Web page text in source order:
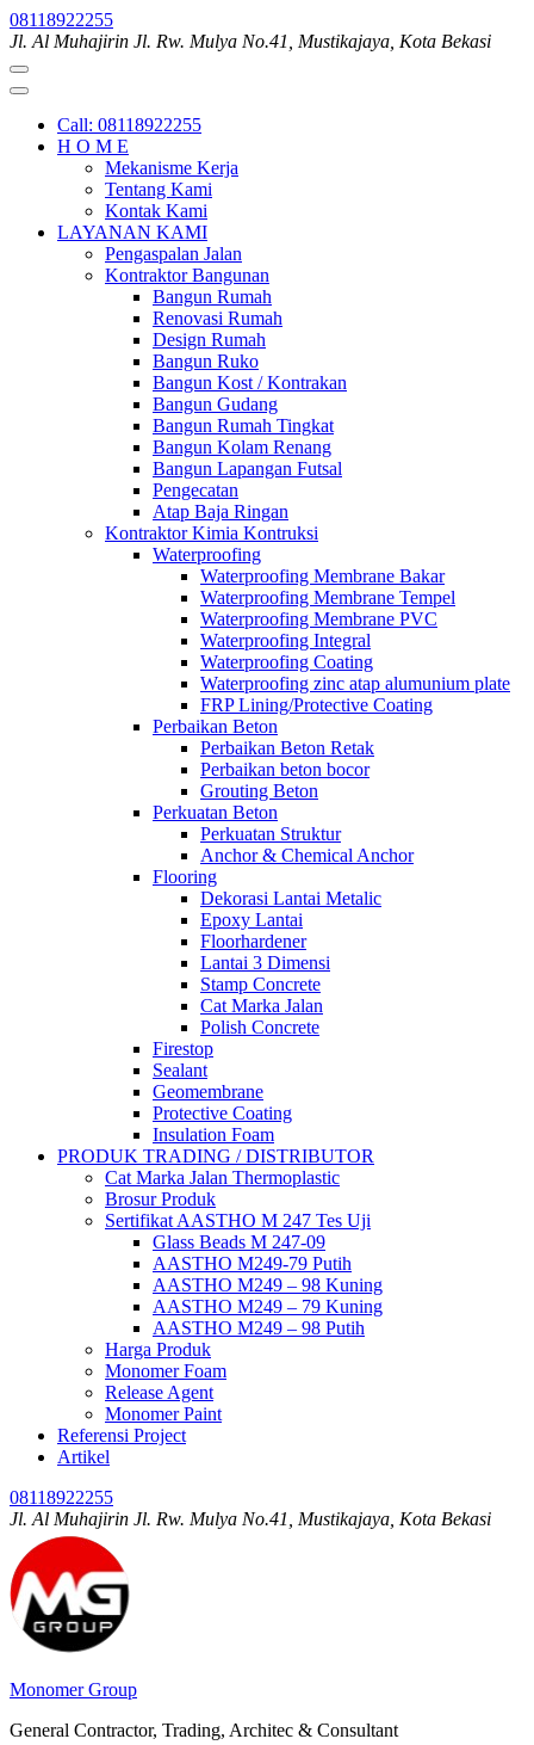
Skip
to
content
(Press
08118922255
Jl. Al Muhajirin Jl. Rw. Mulya No.41, Mustikajaya, Kota Bekasi
Call: 08118922255
H O M E
Mekanisme Kerja
Tentang Kami
Kontak Kami
LAYANAN KAMI
Pengaspalan Jalan
Kontraktor Bangunan
Bangun Rumah
Renovasi Rumah
Design Rumah
Bangun Ruko
Bangun Kost / Kontrakan
Bangun Gudang
Bangun Rumah Tingkat
Bangun Kolam Renang
Bangun Lapangan Futsal
Pengecatan
Atap Baja Ringan
Kontraktor Kimia Kontruksi
Waterproofing
Waterproofing Membrane Bakar
Waterproofing Membrane Tempel
Waterproofing Membrane PVC
Waterproofing Integral
Waterproofing Coating
Waterproofing zinc atap alumunium plate
FRP Lining/Protective Coating
Perbaikan Beton
Perbaikan Beton Retak
Perbaikan beton bocor
Grouting Beton
Perkuatan Beton
Perkuatan Struktur
Anchor & Chemical Anchor
Flooring
Dekorasi Lantai Metalic
Epoxy Lantai
Floorhardener
Lantai 3 Dimensi
Stamp Concrete
Cat Marka Jalan
Polish Concrete
Firestop
Sealant
Geomembrane
Protective Coating
Insulation Foam
PRODUK TRADING / DISTRIBUTOR
Cat Marka Jalan Thermoplastic
Brosur Produk
Sertifikat AASTHO M 247 Tes Uji
Glass Beads M 247-09
AASTHO M249-79 Putih
AASTHO M249 – 98 Kuning
AASTHO M249 – 79 Kuning
AASTHO M249 – 98 Putih
Harga Produk
Monomer Foam
Release Agent
Monomer Paint
Referensi Project
Artikel
08118922255
Jl. Al Muhajirin Jl. Rw. Mulya No.41, Mustikajaya, Kota Bekasi
Monomer Group
General Contractor, Trading, Architec & Consultant